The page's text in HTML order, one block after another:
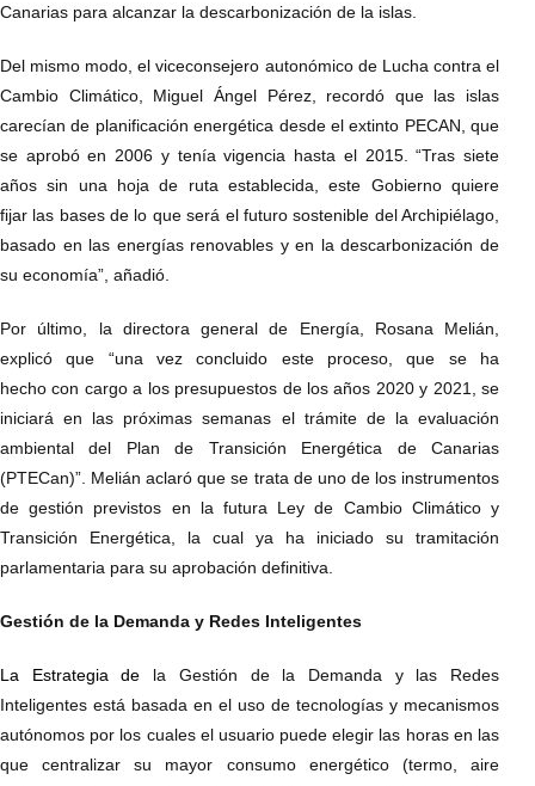
Canarias para alcanzar la descarbonización de la islas.
Del mismo modo, el viceconsejero autonómico de Lucha contra el
Cambio Climático, Miguel Ángel Pérez, recordó que las islas
carecían de planificación energética desde el extinto PECAN, que
se aprobó en 2006 y tenía vigencia hasta el 2015. “Tras siete
años sin una hoja de ruta establecida, este Gobierno quiere
fijar las bases de lo que será el futuro sostenible del Archipiélago,
basado en las energías renovables y en la descarbonización de
su economía”, añadió.
Por último, la directora general de Energía, Rosana Melián,
explicó que “una vez concluido este proceso, que se ha
hecho con cargo a los presupuestos de los años 2020 y 2021, se
iniciará en las próximas semanas el trámite de la evaluación
ambiental del Plan de Transición Energética de Canarias
(PTECan)”. Melián aclaró que se trata de uno de los instrumentos
de gestión previstos en la futura Ley de Cambio Climático y
Transición Energética, la cual ya ha iniciado su tramitación
parlamentaria para su aprobación definitiva.
Gestión de la Demanda y Redes Inteligentes
La Estrategia de la Gestión de la Demanda y las Redes
Inteligentes está basada en el uso de tecnologías y mecanismos
autónomos por los cuales el usuario puede elegir las horas en las
que centralizar su mayor consumo energético (termo, aire